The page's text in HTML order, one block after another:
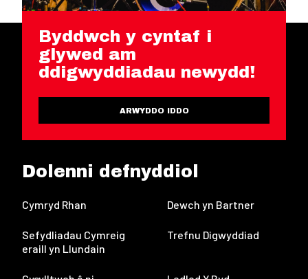
Byddwch y cyntaf i
glywed am
ddigwyddiadau newydd!
ARWYDDO IDDO
Dolenni defnyddiol
Cymryd Rhan Dewch yn Bartner
Sefydliadau Cymreig
eraill yn Llundain
Trefnu Digwyddiad